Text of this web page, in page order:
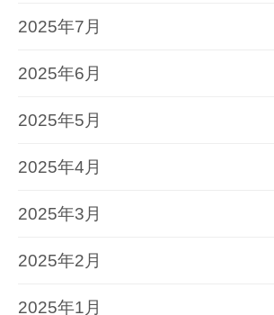
2025年7月
2025年6月
2025年5月
2025年4月
2025年3月
2025年2月
2025年1月